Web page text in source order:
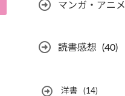
マンガ・アニメ
読書感想 (40)
洋書 (14)